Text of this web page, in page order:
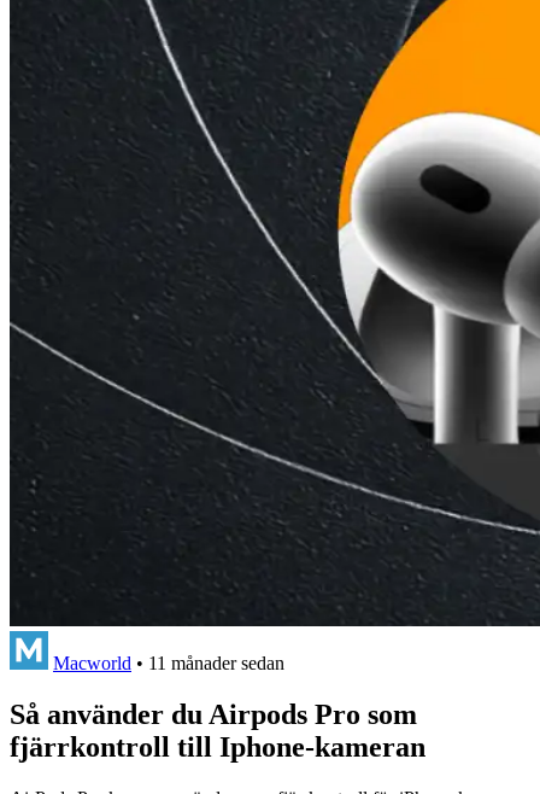
Macworld • 11 månader sedan
Så använder du Airpods Pro som
fjärrkontroll till Iphone-kameran